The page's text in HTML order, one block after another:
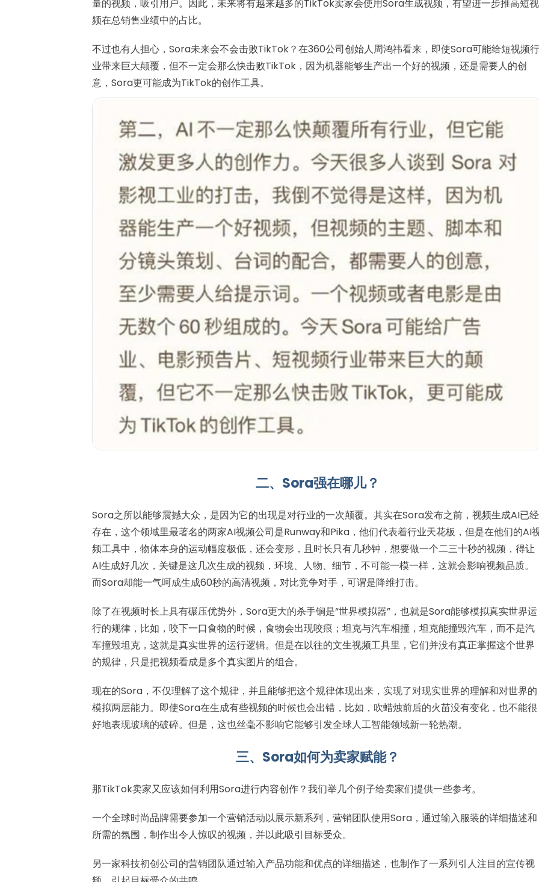
量的视频，吸引用户。因此，未来将有越来越多的TikTok卖家会使用Sora生成视频，有望进一步推高短视
频在总销售业绩中的占比。
不过也有人担心，Sora未来会不会击败TikTok？在360公司创始人周鸿祎看来，即使Sora可能给短视频行
业带来巨大颠覆，但不一定会那么快击败TikTok，因为机器能够生产出一个好的视频，还是需要人的创
意，Sora更可能成为TikTok的创作工具。
二、Sora强在哪儿？
Sora之所以能够震撼大众，是因为它的出现是对行业的一次颠覆。其实在Sora发布之前，视频生成AI已经
存在，这个领域里最著名的两家AI视频公司是Runway和Pika，他们代表着行业天花板，但是在他们的AI
频工具中，物体本身的运动幅度极低，还会变形，且时长只有几秒钟，想要做一个二三十秒的视频，得让
AI生成好几次，关键是这几次生成的视频，环境、人物、细节，不可能一模一样，这就会影响视频品质。
而Sora却能一气呵成生成60秒的高清视频，对比竞争对手，可谓是降维打击。
除了在视频时长上具有碾压优势外，Sora更大的杀手锏是“世界模拟器”，也就是Sora能够模拟真实世界运
行的规律，比如，咬下一口食物的时候，食物会出现咬痕；坦克与汽车相撞，坦克能撞毁汽车，而不是汽
车撞毁坦克，这就是真实世界的运行逻辑。但是在以往的文生视频工具里，它们并没有真正掌握这个世界
的规律，只是把视频看成是多个真实图片的组合。
现在的Sora，不仅理解了这个规律，并且能够把这个规律体现出来，实现了对现实世界的理解和对世界的
模拟两层能力。即使Sora在生成有些视频的时候也会出错，比如，吹蜡烛前后的火苗没有变化，也不能很
好地表现玻璃的破碎。但是，这也丝毫不影响它能够引发全球人工智能领域新一轮热潮。
三、Sora如何为卖家赋能？
那TikTok卖家又应该如何利用Sora进行内容创作？我们举几个例子给卖家们提供一些参考。
一个全球时尚品牌需要参加一个营销活动以展示新系列，营销团队使用Sora，通过输入服装的详细描述和
所需的氛围，制作出令人惊叹的视频，并以此吸引目标受众。
另一家科技初创公司的营销团队通过输入产品功能和优点的详细描述，也制作了一系列引人注目的宣传视